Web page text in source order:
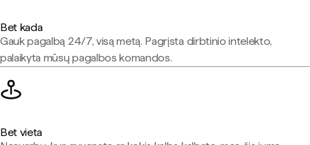
Bet kada
Gauk pagalbą 24/7, visą metą. Pagrįsta dirbtinio intelekto,
palaikyta mūsų pagalbos komandos.
Bet vieta